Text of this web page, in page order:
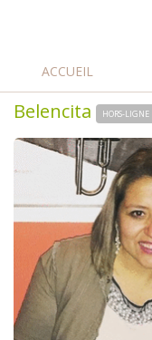
ACCUEIL
Belencita HORS-LIGNE